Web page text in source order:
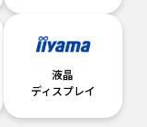
液晶
ディスプレイ